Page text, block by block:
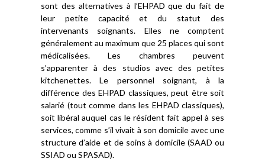
sont des alternatives à l’EHPAD que du fait de
leur petite capacité et du statut des
intervenants soignants. Elles ne comptent
généralement au maximum que 25 places qui sont
médicalisées. Les chambres peuvent
s’apparenter à des studios avec des petites
kitchenettes. Le personnel soignant, à la
différence des EHPAD classiques, peut être soit
salarié (tout comme dans les EHPAD classiques),
soit libéral auquel cas le résident fait appel à ses
services, comme s’il vivait à son domicile avec une
structure d’aide et de soins à domicile (SAAD ou
SSIAD ou SPASAD).